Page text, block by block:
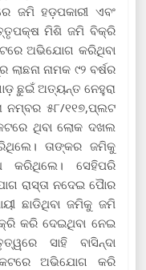
ଜମି ହଡ଼ପକାରୀ ଏବଂ
ମିଶି ଜମି ବିକ୍ରି
ଅଭିଯୋଗ କରିଥିବା
ନାମକ ୯୨ ବର୍ଷର
ଛୁଇଁ ଅତ୍ୟନ୍ତ ନେହୁରା
ନମ୍ବର ୫୮/୧୧୭,ପ୍ଲଟ
ଥିବା ଲୋକ ଦଖଲ
ତାଙ୍କର ଜମିକୁ
କରିଥିଲେ। ସେହିପରି
ରାସ୍ତା ନଦେଇ ପୋୖର
ଛାଡିଥିବା ଜମିକୁ ଜମି
କରି ଦେଇଥିବା ନେଇ
ସାହି ବାସିନ୍ଦା
ଅଭିଯୋଗ କରି